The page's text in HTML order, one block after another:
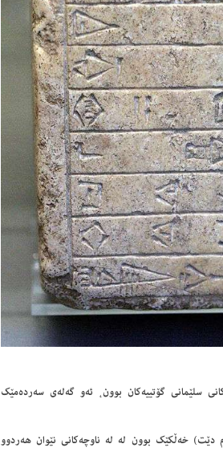
سلێمانی گۆتییه‌كان بوون، ئه‌و گه‌له‌ی سه‌رده‌مێك
دێت) خەڵکێک بوون لە لە ناوچەکانی نێوان ھەردوو